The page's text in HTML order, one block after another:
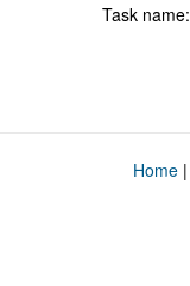
Task name:
Home|